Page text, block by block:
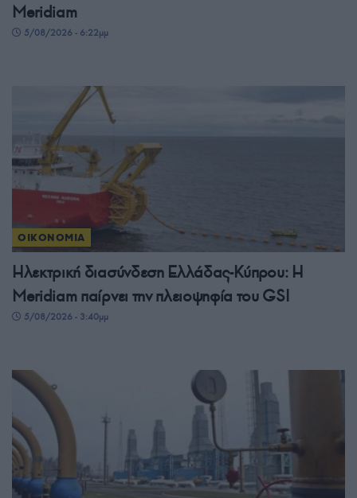
Meridiam
5/08/2026 - 6:22μμ
ΟΙΚΟΝΟΜΙΑ
Ηλεκτρική διασύνδεση Ελλάδας-Κύπρου: Η
Meridiam παίρνει την πλειοψηφία του GSI
5/08/2026 - 3:40μμ